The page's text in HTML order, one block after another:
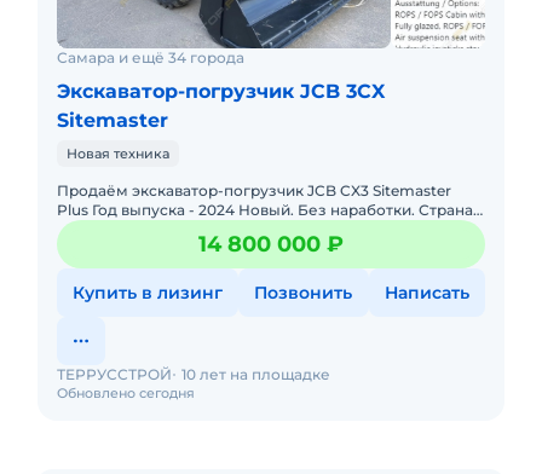
Самара и ещё 34 города
Экскаватор-погрузчик JCB 3CX
Sitemaster
Новая техника
Продаём экскаватор-погрузчик JCB CX3 Sitemaster
Plus Год выпуска - 2024 Новый. Без наработки. Страна
производитель - Англия Местонахождение - Бельгия
Готов
14 800 000 ₽
Купить в лизинг Позвонить Написать
Обновлено сегодня
ТЕРРУССТРОЙ 10 лет на площадке